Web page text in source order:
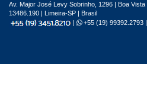
Av. Major José Levy Sobrinho, 1296 | Boa Vista
13486.190 | Limeira-SP | Brasil
|
+55 (19) 99392.2793 |